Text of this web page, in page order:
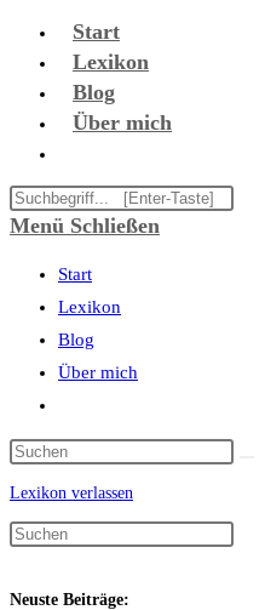
Zum
Start
Lexikon
Blog
Über mich
Suche
umschalten
Diese
Website
Menü Schließen
Start
Lexikon
Blog
Über mich
Suche
umschalten
Lexikon verlassen
Neuste Beiträge: